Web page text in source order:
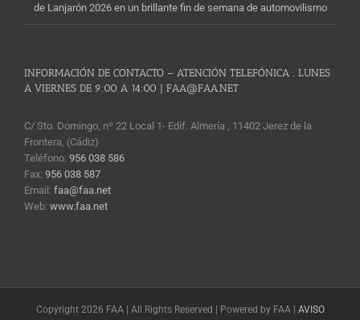
de Lanjarón 2026 en un brillante fin de semana de automovilismo
INFORMACIÓN DE CONTACTO – ATENCIÓN TELEFÓNICA : LUNES
A VIERNES DE 9:00 A 14:00 | FAA@FAA.NET
C/ Sto. Domingo, nº 22 Local 1- Edif. Almería , 11402 Jerez de la
Frontera, (Cádiz)
Teléfono: 956 038 586
Fax: 956 038 587
Email: faa@faa.net
Web: www.faa.net
Copyright 2026 FAA | All Rights Reserved | Powered by FAA | AVISO